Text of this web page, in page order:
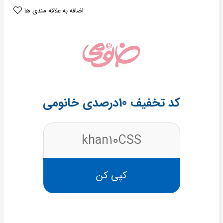
اضافه به علاقه مندی ها
کد تخفیف 10درصدی خانومی
khan10CSS
کپی کن